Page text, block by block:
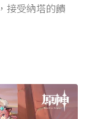
接受納塔的饋